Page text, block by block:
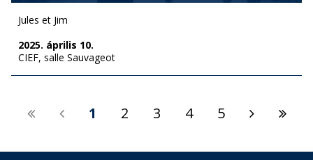
Jules et Jim
2025. április 10.
CIEF, salle Sauvageot
1 2 3 4 5